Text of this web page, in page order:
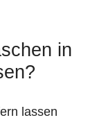
in
lassen